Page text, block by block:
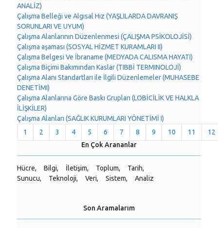
ANALİZ)
Çalışma Belleği ve Algısal Hız (YAŞLILARDA DAVRANIŞ
SORUNLARI VE UYUM)
Çalışma Alanlarının Düzenlenmesi (ÇALIŞMA PSİKOLOJİSİ)
Çalışma aşaması (SOSYAL HİZMET KURAMLARI II)
Çalışma Belgesi Ve İbraname (MEDYADA CALISMA HAYATI)
Çalışma Biçimi Bakımından Kaslar (TIBBİ TERMINOLOJİ)
Çalışma Alanı Standartları ile İlgili Düzenlemeler (MUHASEBE
DENETİMI)
Çalışma Alanlarına Göre Baskı Grupları (LOBİCİLİK VE HALKLA
İLİŞKİLER)
Çalışma Alanları (SAĞLIK KURUMLARI YÖNETİMİ I)
1
2 3 4 5 6 7 8 9 10 11
12
En Çok Arananlar
Hücre, Bilgi, İletişim, Toplum,
Tarih,
Sunucu,
Teknoloji, Veri, Sistem, Analiz
Son Aramalarım